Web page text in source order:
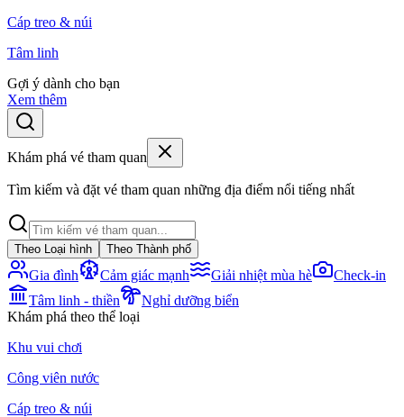
Cáp treo & núi
Tâm linh
Gợi ý dành cho bạn
Xem thêm
Khám phá vé tham quan
Tìm kiếm và đặt vé tham quan những địa điểm nổi tiếng nhất
Theo Loại hình Theo Thành phố
Gia đình Cảm giác mạnh Giải nhiệt mùa hè
Check-in
Tâm linh - thiền
Nghỉ dưỡng biển
Khám phá theo thể loại
Khu vui chơi
Công viên nước
Cáp treo & núi